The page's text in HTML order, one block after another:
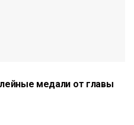
медали от главы